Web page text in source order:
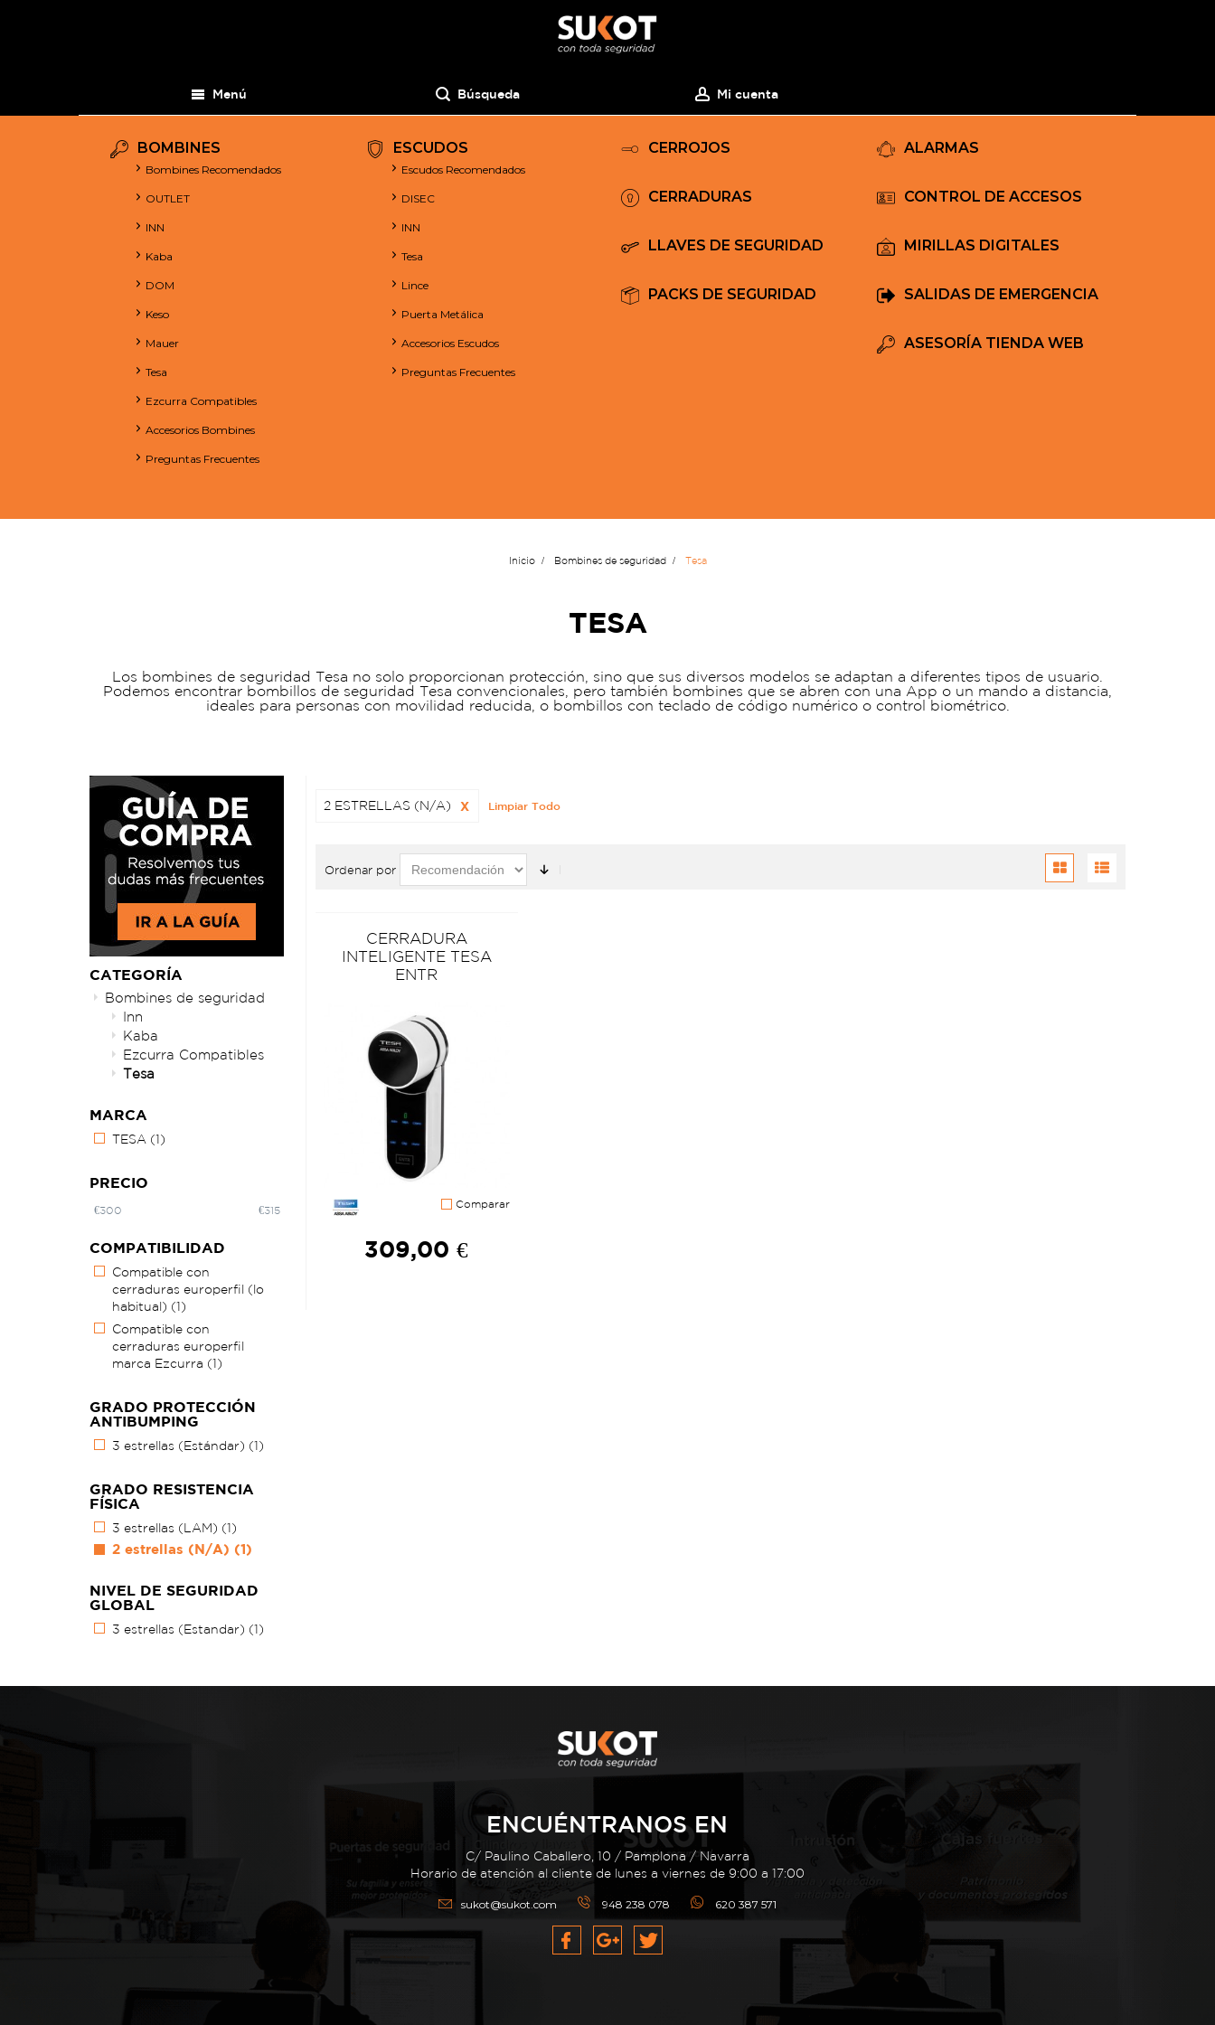
Menú Búsqueda Mi cuenta
BOMBINES
Bombines Recomendados
OUTLET
INN
Kaba
DOM
Keso
Mauer
Tesa
Ezcurra Compatibles
Accesorios Bombines
Preguntas Frecuentes
ESCUDOS
Escudos Recomendados
DISEC
INN
Tesa
Lince
Puerta Metálica
Accesorios Escudos
Preguntas Frecuentes
CERROJOS
CERRADURAS
LLAVES DE SEGURIDAD
PACKS DE SEGURIDAD
ALARMAS
CONTROL DE ACCESOS
MIRILLAS DIGITALES
SALIDAS DE EMERGENCIA
ASESORÍA TIENDA WEB
Inicio Bombines de seguridad Tesa
TESA
Los bombines de seguridad Tesa no solo proporcionan protección, sino que sus diversos modelos se adaptan a diferentes tipos de usuario.
Podemos encontrar bombillos de seguridad Tesa convencionales, pero también bombines que se abren con una App o un mando a distancia,
ideales para personas con movilidad reducida, o bombillos con teclado de código numérico o control biométrico.
2 ESTRELLAS (N/A) X Limpiar Todo
Ordenar por
CERRADURA
INTELIGENTE TESA
ENTR
Comparar
309,00 €
CATEGORÍA
Bombines de seguridad
Inn
Kaba
Ezcurra Compatibles
Tesa
MARCA
TESA (1)
PRECIO
€300 €315
COMPATIBILIDAD
Compatible con
cerraduras europerfil (lo
habitual) (1)
Compatible con
cerraduras europerfil
marca Ezcurra (1)
GRADO PROTECCIÓN
ANTIBUMPING
3 estrellas (Estándar) (1)
GRADO RESISTENCIA
FÍSICA
3 estrellas (LAM) (1)
2 estrellas (N/A) (1)
NIVEL DE SEGURIDAD
GLOBAL
3 estrellas (Estandar) (1)
ENCUÉNTRANOS EN
C/ Paulino Caballero, 10 / Pamplona / Navarra
Horario de atención al cliente de lunes a viernes de 9:00 a 17:00
sukot@sukot.com 948 238 078 620 387 571